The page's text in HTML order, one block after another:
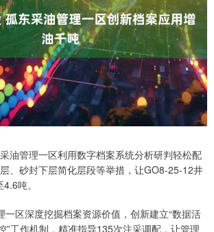
油管理一区利用数字档案系统分析研判轻松配
、砂封下层简化层段等举措，让GO8-25-12井
吨。
一区深度挖掘档案资源价值，创新建立“数据活
”工作机制，精准指导135次注采调配，让管理